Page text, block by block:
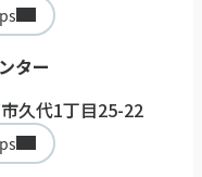
ター
久代1丁目25-22